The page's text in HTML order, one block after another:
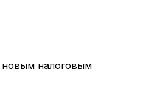
новым налоговым